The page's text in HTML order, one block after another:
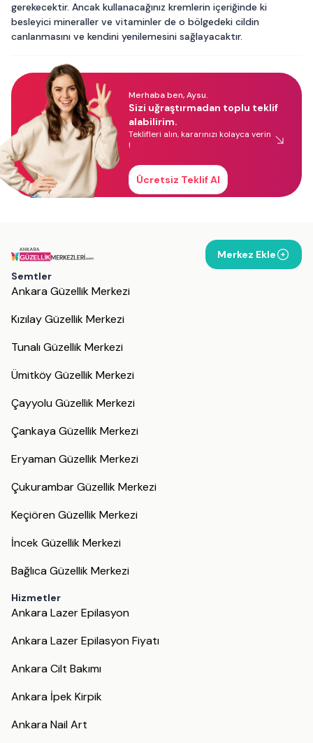
gerekecektir. Ancak kullanacağınız kremlerin içeriğinde ki
besleyici mineraller ve vitaminler de o bölgedeki cildin
canlanmasını ve kendini yenilemesini sağlayacaktır.
Merhaba ben, Aysu.
Sizi uğraştırmadan toplu teklif
alabilirim.
Teklifleri alın, kararınızı kolayca verin
!
Ücretsiz Teklif Al
Merkez Ekle
Semtler
Ankara Güzellik Merkezi
Kızılay Güzellik Merkezi
Tunalı Güzellik Merkezi
Ümitköy Güzellik Merkezi
Çayyolu Güzellik Merkezi
Çankaya Güzellik Merkezi
Eryaman Güzellik Merkezi
Çukurambar Güzellik Merkezi
Keçiören Güzellik Merkezi
İncek Güzellik Merkezi
Bağlıca Güzellik Merkezi
Hizmetler
Ankara Lazer Epilasyon
Ankara Lazer Epilasyon Fiyatı
Ankara Cilt Bakımı
Ankara İpek Kirpik
Ankara Nail Art